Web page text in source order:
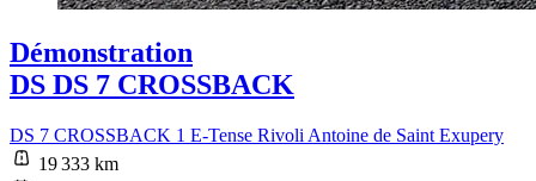
Démonstration
DS DS 7 CROSSBACK
DS 7 CROSSBACK 1 E-Tense Rivoli Antoine de Saint Exupery
19 333 km